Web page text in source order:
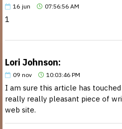
16 jun 07:56:56 AM
1
Lori Johnson:
09 nov 10:03:46 PM
I am sure this article has
really really pleasant piece of
web site.